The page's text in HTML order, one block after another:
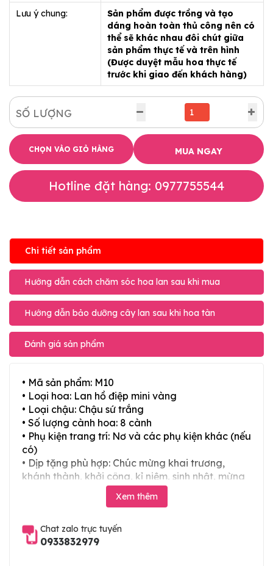
Lưu ý chung:
Sản phẩm được trồng và tạo
dáng hoàn toàn thủ công nên có
thể sẽ khác nhau đôi chút giữa
sản phẩm thực tế và trên hình
(Được duyệt mẫu hoa thực tế
trước khi giao đến khách hàng)
SỐ LƯỢNG
CHỌN VÀO GIỎ HÀNG MUA NGAY
Hotline đặt hàng: 0977755544
Chi tiết sản phẩm
Hướng dẫn cách chăm sóc hoa lan sau khi mua
Hướng dẫn bảo dưỡng cây lan sau khi hoa tàn
Đánh giá sản phẩm
• Mã sản phẩm: M10
• Loại hoa: Lan hồ điệp mini vàng
• Loại chậu: Chậu sứ trắng
• Số lượng cành hoa: 8 cành
• Phụ kiện trang trí: Nơ và các phụ kiện khác (nếu
có)
• Dịp tặng phù hợp: Chúc mừng khai trương,
khánh thành, khởi công, kỉ niệm, sinh nhật, mừng
thọ, mừng cưới, tân gia và các ngày lễ tết trong
Xem thêm
Chat zalo trực tuyến
0933832979